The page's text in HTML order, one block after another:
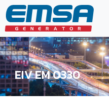
EIV EM 0330